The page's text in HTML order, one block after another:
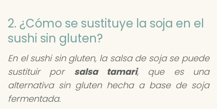
2. ¿Cómo se sustituye la soja en el
sushi sin gluten?
En el sushi sin gluten, la salsa de soja se puede
sustituir por salsa tamari, que es una
alternativa sin gluten hecha a base de soja
fermentada.